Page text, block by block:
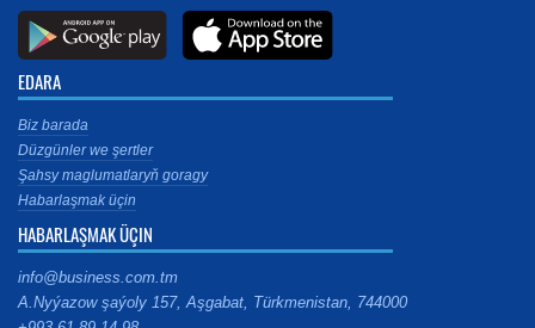
EDARA
Biz barada
Düzgünler we şertler
Şahsy maglumatlaryň goragy
Habarlaşmak üçin
HABARLAŞMAK ÜÇIN
info@business.com.tm
A.Nyýazow şaýoly 157, Aşgabat, Türkmenistan, 744000